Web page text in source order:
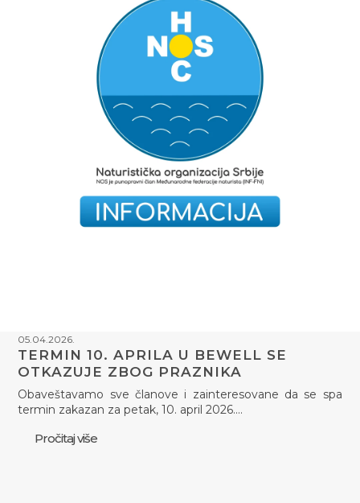
05.04.2026.
TERMIN 10. APRILA U BEWELL SE
OTKAZUJE ZBOG PRAZNIKA
Obaveštavamo sve članove i zainteresovane da se spa
termin zakazan za petak, 10. april 2026.…
Pročitaj više